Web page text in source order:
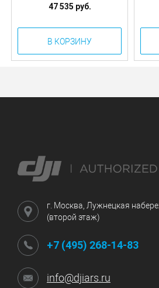
47 535 руб.
В КОРЗИНУ
г. Москва, Лужнецкая
(второй этаж)
+7 (495) 268-14-83
info@djiars.ru